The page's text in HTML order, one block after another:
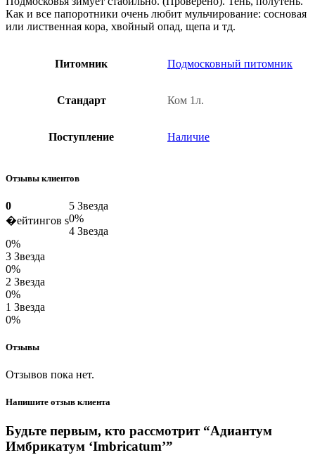
Как и все папоротники очень любит мульчирование: сосновая
или лиственная кора, хвойный опад, щепа и тд.
Питомник Подмосковный питомник
Стандарт Ком 1л.
Поступление Наличие
Отзывы клиентов
0
�ейтингов s
5 Звезда
0%
4 Звезда
0%
3 Звезда
0%
2 Звезда
0%
1 Звезда
0%
Отзывы
Отзывов пока нет.
Напишите отзыв клиента
Будьте первым, кто рассмотрит “Адиантум
Имбрикатум ‘Imbricatum’”